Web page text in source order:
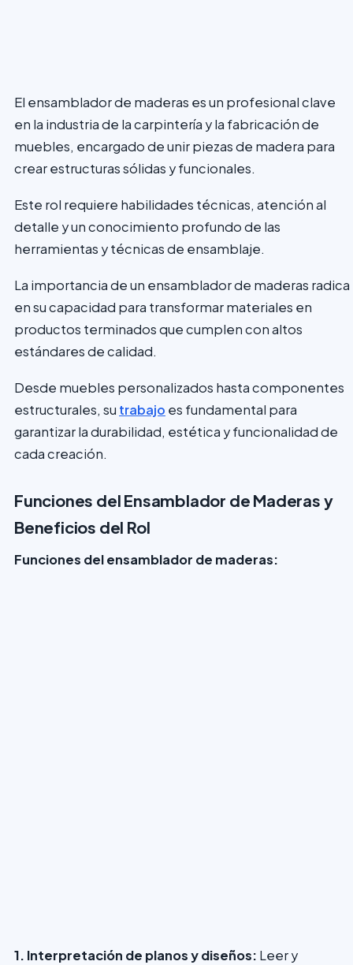
El ensamblador de maderas es un profesional clave
en la industria de la carpintería y la fabricación de
muebles, encargado de unir piezas de madera para
crear estructuras sólidas y funcionales.
Este rol requiere habilidades técnicas, atención al
detalle y un conocimiento profundo de las
herramientas y técnicas de ensamblaje.
La importancia de un ensamblador de maderas radica
en su capacidad para transformar materiales en
productos terminados que cumplen con altos
estándares de calidad.
Desde muebles personalizados hasta componentes
estructurales, su trabajo es fundamental para
garantizar la durabilidad, estética y funcionalidad de
cada creación.
Funciones del Ensamblador de Maderas y
Beneficios del Rol
Funciones del ensamblador de maderas:
1. Interpretación de planos y diseños: Leer y